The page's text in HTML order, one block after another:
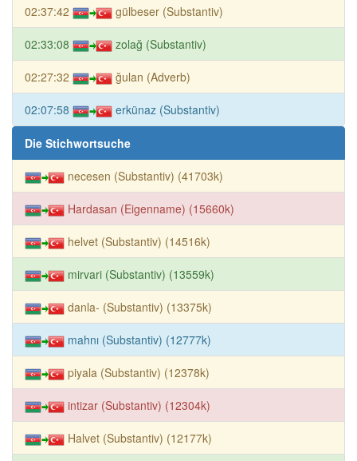
02:37:42 gülbeser (Substantiv)
02:33:08 zolağ (Substantiv)
02:27:32 ğulan (Adverb)
02:07:58 erkünaz (Substantiv)
Die Stichwortsuche
necesen (Substantiv) (41703k)
Hardasan (Eigenname) (15660k)
helvet (Substantiv) (14516k)
mirvari (Substantiv) (13559k)
danla- (Substantiv) (13375k)
mahnı (Substantiv) (12777k)
piyala (Substantiv) (12378k)
intizar (Substantiv) (12304k)
Halvet (Substantiv) (12177k)